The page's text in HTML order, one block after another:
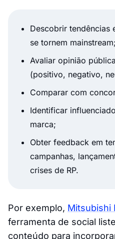
Descobrir tendências
se tornem mainstream;
Avaliar opinião
(positivo, negativo,
Comparar com
Identificar
marca;
Obter feedback em
campanhas,
crises de RP.
Por exemplo, Mitsubishi
ferramenta de social
conteúdo para